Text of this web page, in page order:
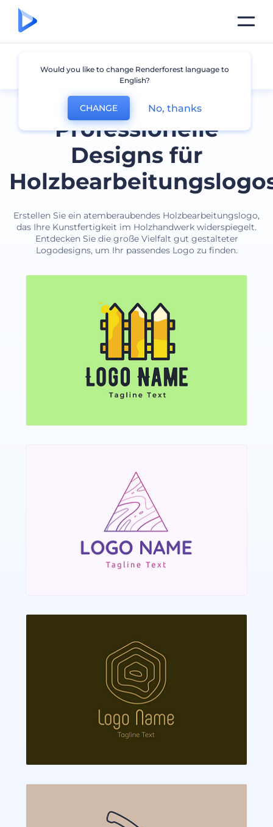
Professionelle
Designs für
Erstellen Sie ein atemberaubendes Holzbearbeitungslogo,
das Ihre Kunstfertigkeit im Holzhandwerk widerspiegelt.
Entdecken Sie die große Vielfalt gut gestalteter
Logodesigns, um Ihr passendes Logo zu finden.
Holzbearbeitung
Would you like to change Renderforest language to
English?
CHANGE No, thanks